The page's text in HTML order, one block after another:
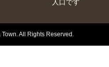
人口です
All Rights Reserved.